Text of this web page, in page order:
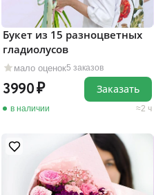
мало оценок5 заказов
Букет из 15 разноцветных
гладиолусов
3990
в наличии 2 ч
Заказать